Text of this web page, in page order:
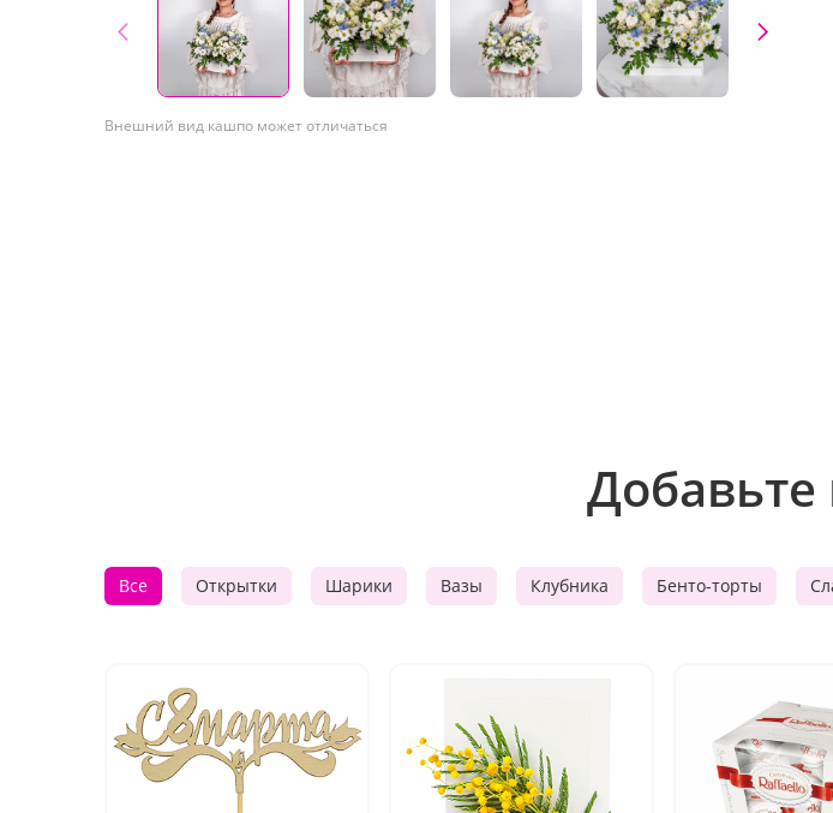
Внешний вид кашпо может отличаться
Добавьте
Все Открытки Шарики Вазы Клубника Бенто-торты